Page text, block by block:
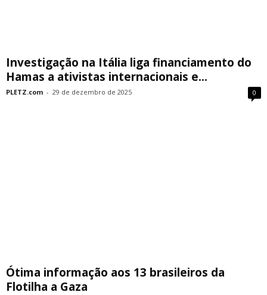
Investigação na Itália liga financiamento do
Hamas a ativistas internacionais e...
PLETZ.com - 29 de dezembro de 2025 0
Ótima informação aos 13 brasileiros da
Flotilha a Gaza